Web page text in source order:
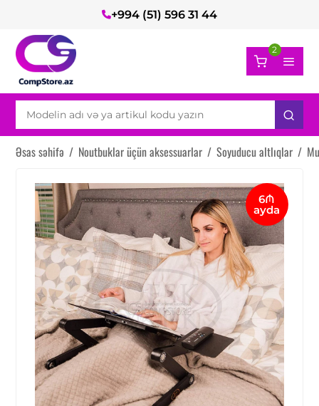
+994 (51) 596 31 44
2
Əsas səhifə / Noutbuklar üçün aksessuarlar / Soyuducu altlıqlar /
6₼
ayda